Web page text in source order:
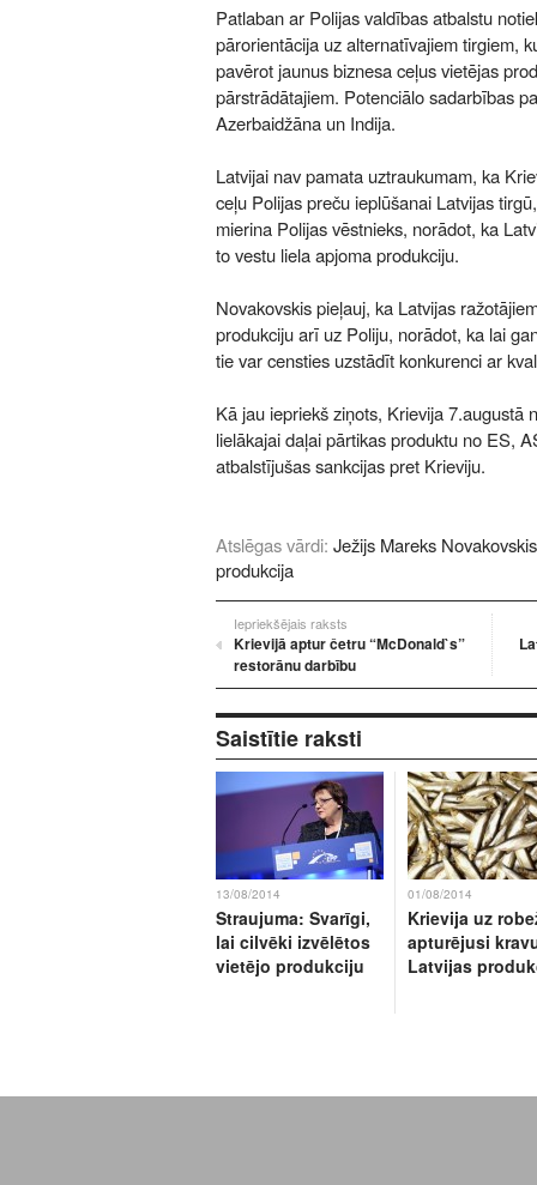
Patlaban ar Polijas valdības atbalstu
pārorientācija uz alternatīvajiem tirgiem,
pavērot jaunus biznesa ceļus vietējas
pārstrādātajiem. Potenciālo sadarbības
Azerbaidžāna un Indija.
Latvijai nav pamata uztraukumam, ka
ceļu Polijas preču ieplūšanai Latvijas
mierina Polijas vēstnieks, norādot, ka
to vestu liela apjoma produkciju.
Novakovskis pieļauj, ka Latvijas
produkciju arī uz Poliju, norādot, ka lai
tie var censties uzstādīt konkurenci ar
Kā jau iepriekš ziņots, Krievija 7.augustā
lielākajai daļai pārtikas produktu no ES,
atbalstījušas sankcijas pret Krieviju.
Atslēgas vārdi: Ježijs Mareks Novakovskis
produkcija
Iepriekšējais raksts
Krievijā aptur četru “McDonald`s”
restorānu darbību
Saistītie raksti
13/08/2014
Straujuma: Svarīgi,
lai cilvēki izvēlētos
vietējo produkciju
01/08/2014
Krievija uz
apturējusi
Latvijas